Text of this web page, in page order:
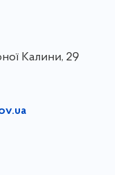
Калини, 29